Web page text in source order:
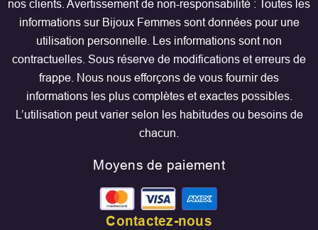
nos clients. Avertissement de non-responsabilité : Toutes les
informations sur Bijoux Femmes sont données pour une
utilisation personnelle. Les informations sont non
contractuelles. Sous réserve de modifications et erreurs de
frappe. Nous nous efforçons de vous fournir des
informations les plus complètes et exactes possibles.
L’utilisation peut varier selon les habitudes ou besoins de
chacun.
Moyens de paiement
Contactez-nous